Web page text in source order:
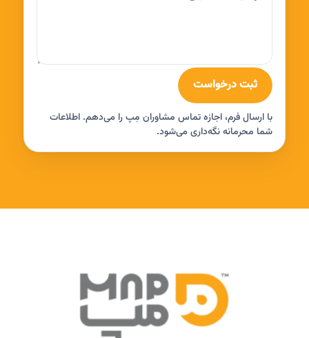
ثبت درخواست
با ارسال فرم، اجازه تماس مشاوران مِپ را می‌دهم. اطلاعات
شما محرمانه نگه‌داری می‌شود.